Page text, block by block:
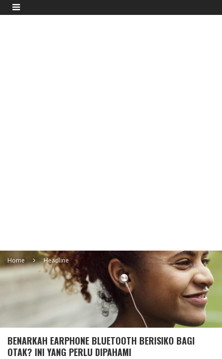
Home Headline
BENARKAH EARPHONE BLUETOOTH BERISIKO BAGI
OTAK? INI YANG PERLU DIPAHAMI